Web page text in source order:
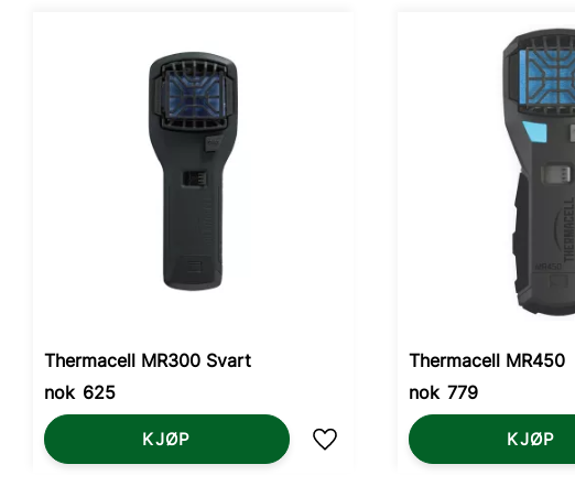
Thermacell MR300 Svart
nok 625
Lagre som favoritt
KJØP
Thermacell MR450
nok 779
KJØP